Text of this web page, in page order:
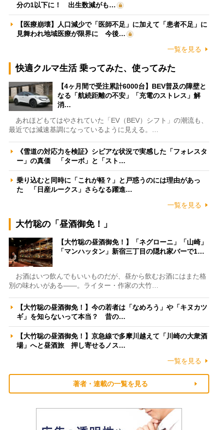
分の1以下に！ 出生数減がも…
【医療崩壊】人口減少で「医師不足」に加えて「患者不足」に
見舞われ地域医療が限界に 今後…
一覧を見る
快適クルマ生活 乗ってみた、使ってみた
【4ヶ月間で受注累計6000台】BEV普及の障壁と
なる「航続距離の不安」「充電のストレス」解
消…
あれほどもてはやされていた「EV（BEV）シフト」の潮流も、
最近では減速基調になっているように見える。…
《雪道の対応力を検証》シビアな状況で実感した「フォレスタ
ー」の真価 「ターボ」と「スト…
乗り込むと同時に「これが軽？」と戸惑うのには理由があっ
た 「日産ルークス」さらなる躍進…
一覧を見る
大竹聡の「昼酒御免！」
【大竹聡の昼酒御免！】「ネグローニ」「山崎」
「マンハッタン」新宿三丁目の隠れ家バーで1…
お酒はいつ飲んでもいいものだが、昼から飲むお酒にはまた格
別の味わいがある――。ライター・作家の大竹…
【大竹聡の昼酒御免！】今の若者は「なめろう」や「キヌカツ
ギ」を知らないって本当？ 昔の…
【大竹聡の昼酒御免！】京急線で多摩川越えて「川崎の大衆酒
場」へと昼酒旅 押し寄せるノス…
一覧を見る
著者・連載の一覧を見る